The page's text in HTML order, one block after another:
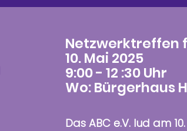
Netzwerktreffen
10. Mai 2025
9:00 - 12 :30 Uhr
Wo: Bürgerhaus
Das ABC e.V. lud am